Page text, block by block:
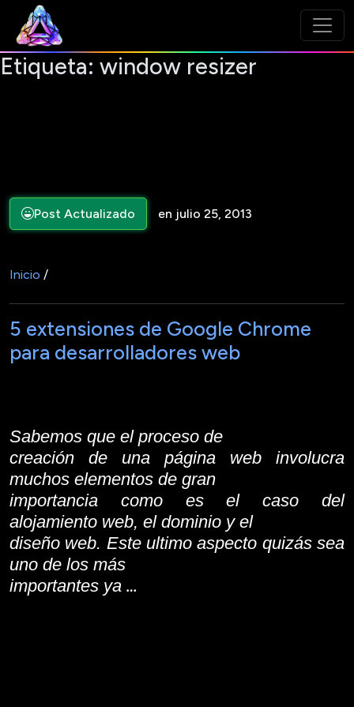
Etiqueta: window resizer
Post Actualizado en julio 25, 2013
Inicio /
5 extensiones de Google Chrome
para desarrolladores web
Sabemos que el proceso de
creación de una página web involucra
muchos elementos de gran
importancia como es el caso del
alojamiento web, el dominio y el
diseño web. Este ultimo aspecto quizás sea
uno de los más
importantes ya …